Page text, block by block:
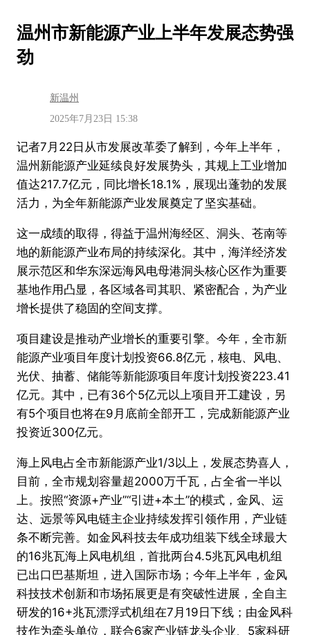
温州市新能源产业上半年发展态势强
劲
新温州
2025年7月23日 15:38
记者7月22日从市发展改革委了解到，今年上半年，
温州新能源产业延续良好发展势头，其规上工业增加
值达217.7亿元，同比增长18.1%，展现出蓬勃的发展
活力，为全年新能源产业发展奠定了坚实基础。
这一成绩的取得，得益于温州海经区、洞头、苍南等
地的新能源产业布局的持续深化。其中，海洋经济发
展示范区和华东深远海风电母港洞头核心区作为重要
基地作用凸显，各区域各司其职、紧密配合，为产业
增长提供了稳固的空间支撑。
项目建设是推动产业增长的重要引擎。今年，全市新
能源产业项目年度计划投资66.8亿元，核电、风电、
光伏、抽蓄、储能等新能源项目年度计划投资223.41
亿元。其中，已有36个5亿元以上项目开工建设，另
有5个项目也将在9月底前全部开工，完成新能源产业
投资近300亿元。
海上风电占全市新能源产业1/3以上，发展态势喜人，
目前，全市规划容量超2000万千瓦，占全省一半以
上。按照“资源+产业”“引进+本土”的模式，金风、运
达、远景等风电链主企业持续发挥引领作用，产业链
条不断完善。如金风科技去年成功组装下线全球最大
的16兆瓦海上风电机组，首批两台4.5兆瓦风电机组
已出口巴基斯坦，进入国际市场；今年上半年，金风
科技技术创新和市场拓展更是有突破性进展，全自主
研发的16+兆瓦漂浮式机组在7月19日下线；由金风科
技作为牵头单位，联合6家产业链龙头企业、5家科研